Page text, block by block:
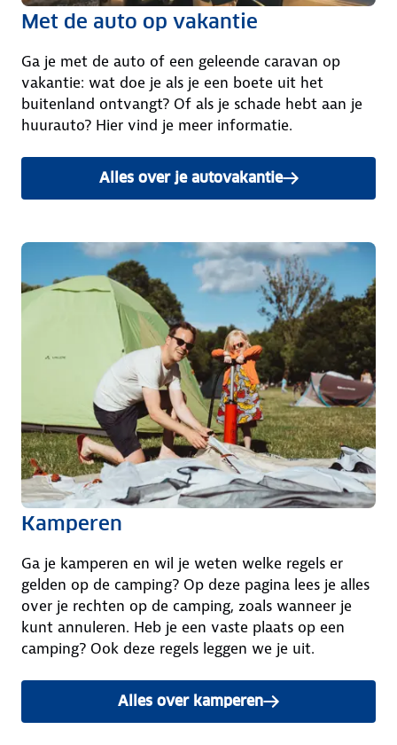
Met de auto op vakantie
Ga je met de auto of een geleende caravan op
vakantie: wat doe je als je een boete uit het
buitenland ontvangt? Of als je schade hebt aan je
huurauto? Hier vind je meer informatie.
Alles over je autovakantie
Kamperen
Ga je kamperen en wil je weten welke regels er
gelden op de camping? Op deze pagina lees je alles
over je rechten op de camping, zoals wanneer je
kunt annuleren. Heb je een vaste plaats op een
camping? Ook deze regels leggen we je uit.
Alles over kamperen